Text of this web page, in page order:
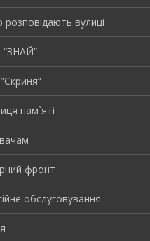
вулиці
“ЗНАЙ”
пам`яті
фронт
обслуговування